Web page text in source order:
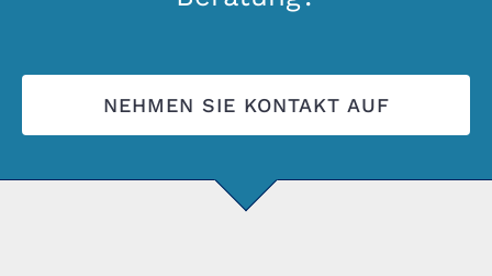
NEHMEN SIE KONTAKT AUF